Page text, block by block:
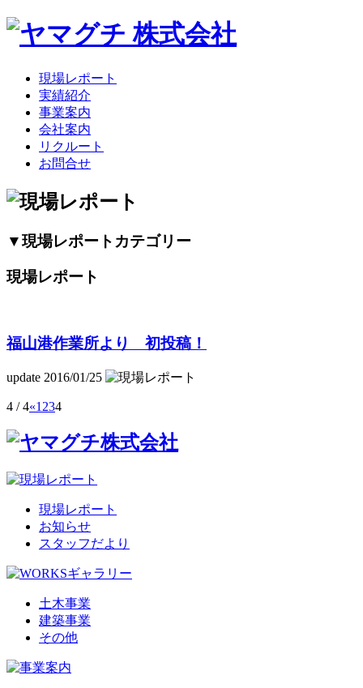
現場レポート
実績紹介
事業案内
会社案内
リクルート
お問合せ
▼現場レポートカテゴリー
現場レポート
福山港作業所より 初投稿！
update 2016/01/25
4 / 4«1 234
現場レポート
お知らせ
スタッフだより
土木事業
建築事業
その他